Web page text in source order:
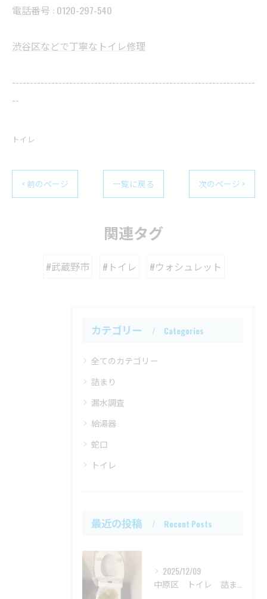
電話番号 : 0120-297-540
渋谷区などで丁寧なトイレ修理
--------------------------------------------------------------------
--
トイレ
< 前のページ 一覧に戻る 次のページ >
関連タグ
#武蔵野市 #トイレ #ウォシュレット
カテゴリー Categories
全てのカテゴリー
詰まり
漏水調査
給湯器
蛇口
トイレ
最近の投稿 Recent Posts
2025/12/09